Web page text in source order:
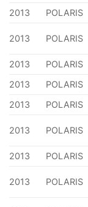
2013 POLARIS
2013 POLARIS
2013 POLARIS
2013
POLARIS
2013
POLARIS
2013 POLARIS
2013 POLARIS
2013 POLARIS